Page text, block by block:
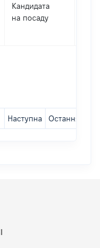
Кандидата
на посаду
Наступна Остання